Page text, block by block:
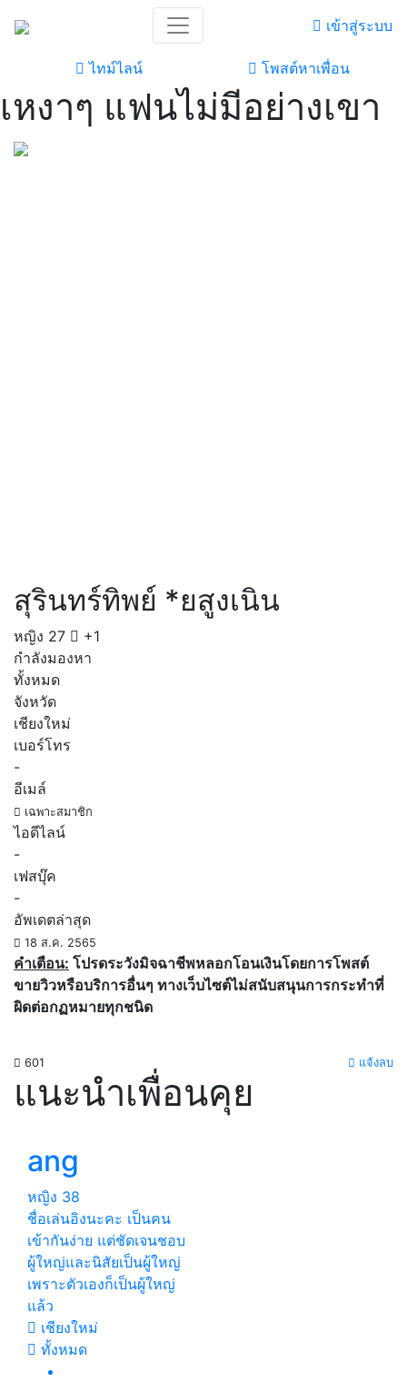
เข้าสู่ระบบ
ไทม์ไลน์ โพสต์หาเพื่อน
เหงาๆ แฟนไม่มีอย่างเขา
สุรินทร์ทิพย์ *ยสูงเนิน
หญิง 27
+1
กำลังมองหา
ทั้งหมด
จังหวัด
เชียงใหม่
เบอร์โทร
-
อีเมล์
เฉพาะสมาชิก
ไอดีไลน์
-
เฟสบุ๊ค
-
อัพเดตล่าสุด
18 ส.ค. 2565
คำเตือน: โปรดระวังมิจฉาชีพหลอกโอนเงินโดยการโพสต์
ขายวิวหรือบริการอื่นๆ ทางเว็บไซต์ไม่สนับสนุนการกระทำที่
ผิดต่อกฏหมายทุกชนิด
601 แจ้งลบ
แนะนำเพื่อนคุย
ang
หญิง 38
ชื่อเล่นอิงนะคะ เป็นคน
เข้ากันง่าย แต่ชัดเจนชอบ
ผู้ใหญ่และนิสัยเป็นผู้ใหญ่
เพราะตัวเองก็เป็นผู้ใหญ่
แล้ว
เชียงใหม่
ทั้งหมด